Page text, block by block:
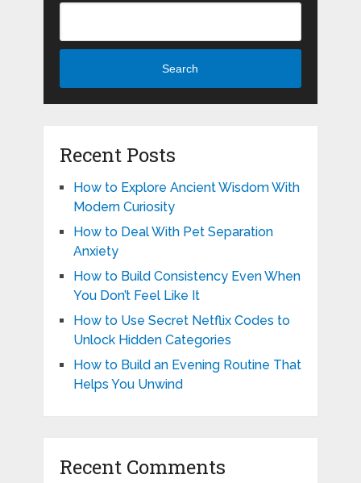
Search
Recent Posts
How to Explore Ancient Wisdom With
Modern Curiosity
How to Deal With Pet Separation
Anxiety
How to Build Consistency Even When
You Don’t Feel Like It
How to Use Secret Netflix Codes to
Unlock Hidden Categories
How to Build an Evening Routine That
Helps You Unwind
Recent Comments